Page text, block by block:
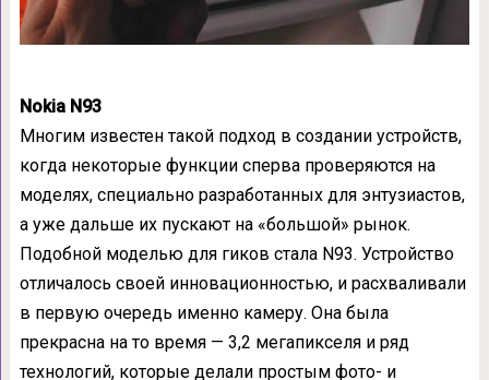
Nokia N93
Многим известен такой подход в создании устройств,
когда некоторые функции сперва проверяются на
моделях, специально разработанных для энтузиастов,
а уже дальше их пускают на «большой» рынок.
Подобной моделью для гиков стала N93. Устройство
отличалось своей инновационностью, и расхваливали
в первую очередь именно камеру. Она была
прекрасна на то время — 3,2 мегапикселя и ряд
технологий, которые делали простым фото- и